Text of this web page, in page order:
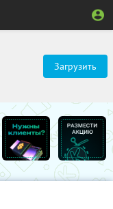
Загрузить